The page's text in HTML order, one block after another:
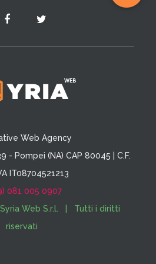
Web Agency
- Pompei (NA) CAP 80045 | C.F.
IT08704521213
081 005 0907
Web S.r.l. | Tutti i diritti
riservati